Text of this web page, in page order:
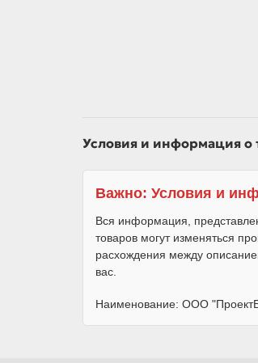
Условия и информация о
Важно: Условия и
Вся информация,
товаров могут изменяться
расхождения между
вас.
Наименование: ООО